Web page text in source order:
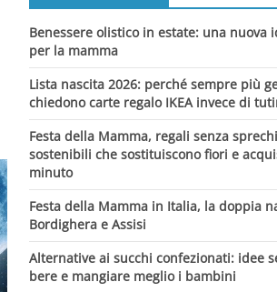
Benessere olistico in estate: una nuova
per la mamma
Lista nascita 2026: perché sempre più
chiedono carte regalo IKEA invece di
Festa della Mamma, regali senza
sostenibili che sostituiscono fiori e
minuto
Festa della Mamma in Italia, la doppia
Bordighera e Assisi
Alternative ai succhi confezionati: idee
bere e mangiare meglio i bambini